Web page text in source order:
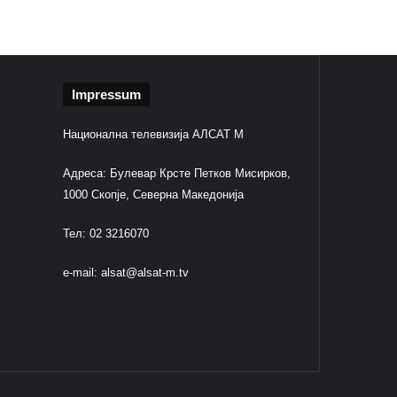
Impressum
Национална телевизија АЛСАТ М
Адреса: Булевар Крсте Петков Мисирков,
1000 Скопје, Северна Македонија
Тел: 02 3216070
e-mail: alsat@alsat-m.tv